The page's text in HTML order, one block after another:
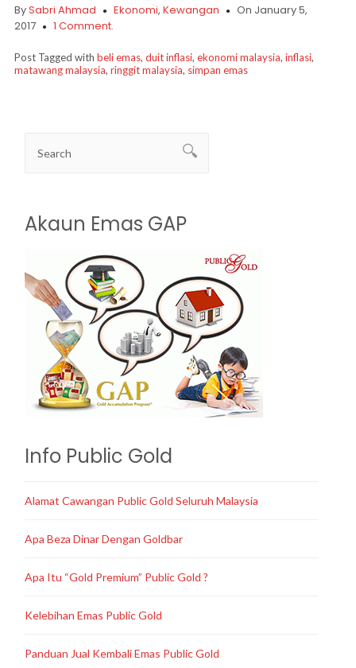
BySabri Ahmad Ekonomi, Kewangan
On January 5,
2017
1 Comment.
Post Tagged with beli emas, duit inflasi, ekonomi malaysia, inflasi,
matawang malaysia, ringgit malaysia, simpan emas
Akaun Emas GAP
Info Public Gold
Alamat Cawangan Public Gold Seluruh Malaysia
Apa Beza Dinar Dengan Goldbar
Apa Itu “Gold Premium” Public Gold ?
Kelebihan Emas Public Gold
Panduan Jual Kembali Emas Public Gold